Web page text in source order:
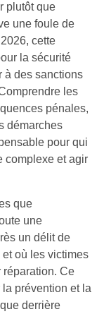
plutôt que
une foule de
cette
la sécurité
à des sanctions
les
pénales,
démarches
pour qui
complexe et agir
que
une
un délit de
où les victimes
réparation. Ce
prévention et la
derrière